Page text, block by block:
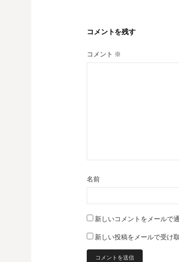
ゲ
ー
コメントを残す
コメント ※
名前
新しいコメントをメールで
新しい投稿をメールで受け